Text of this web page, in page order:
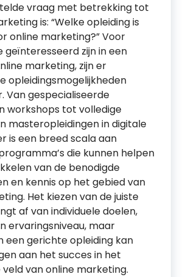
vraag met betrekking tot
is: “Welke opleiding is
online marketing?” Voor
geïnteresseerd zijn in een
marketing, zijn er
opleidingsmogelijkheden
Van gespecialiseerde
workshops tot volledige
masteropleidingen in digitale
is een breed scala aan
die kunnen helpen
van de benodigde
en kennis op het gebied van
Het kiezen van de juiste
af van individuele doelen,
ervaringsniveau, maar
een gerichte opleiding kan
aan het succes in het
van online marketing.